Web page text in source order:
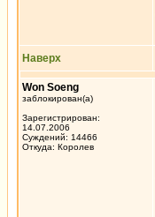
Наверх
Won Soeng
заблокирован(а)
Зарегистрирован:
14.07.2006
Суждений: 14466
Откуда: Королев